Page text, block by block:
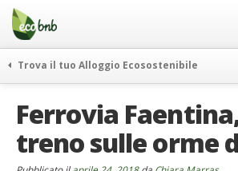
Menu
Salta
contenuto
Offerte Speciali
Regali
FAQ
Trova il tuo Alloggio Ecosostenibile
itinerari
curiosità
vivere e viaggiare verde
Ferrovia
treno sulle orme